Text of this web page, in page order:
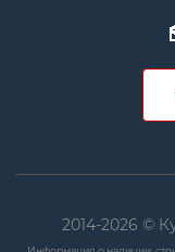
2014-2026 ©